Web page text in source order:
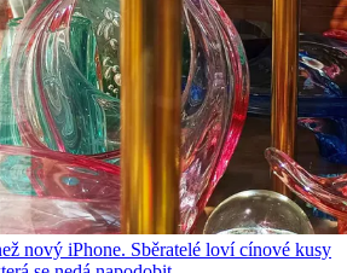
nový iPhone. Sběratelé loví cínové kusy